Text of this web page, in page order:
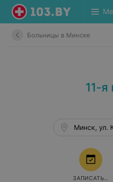
Больницы в Минске
11-я
Минск, ул.
ЗАПИСАТЬСЯ